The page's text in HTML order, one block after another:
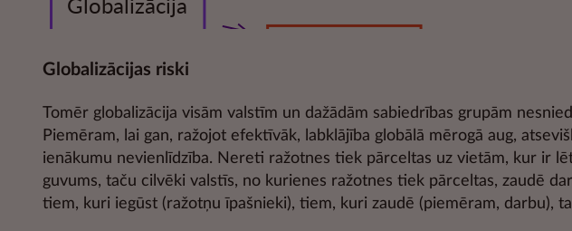
Globalizācijas riski
Tomēr globalizācija visām valstīm un dažādām sabiedrības grupām
Piemēram, lai gan, ražojot efektīvāk, labklājība globālā mērogā aug,
ienākumu nevienlīdzība. Nereti ražotnes tiek pārceltas uz vietām, kur ir
guvums, taču cilvēki valstīs, no kurienes ražotnes tiek pārceltas, zaudē
tiem, kuri iegūst (ražotņu īpašnieki), tiem, kuri zaudē (piemēram, darbu),